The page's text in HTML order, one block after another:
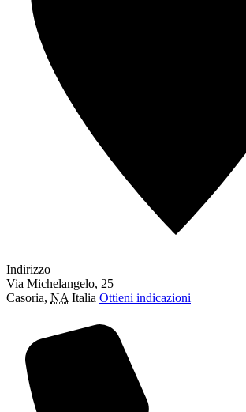
Indirizzo
Via Michelangelo, 25
Casoria, NA Italia Ottieni indicazioni